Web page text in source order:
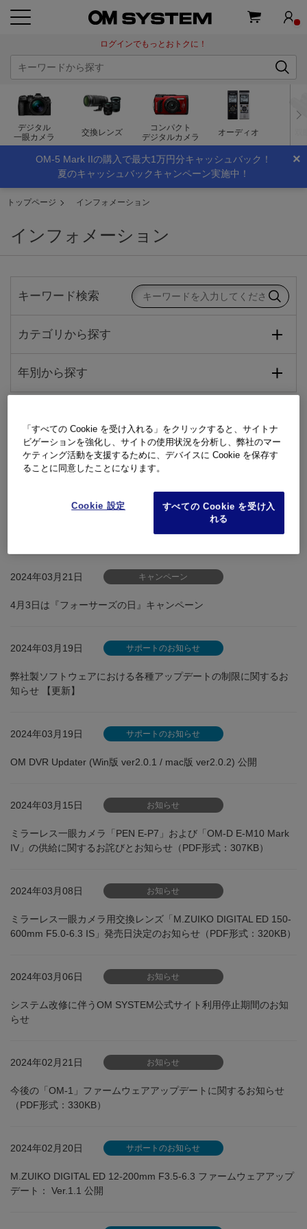
ログインでもっとおトクに！
デジタル
一眼カメラ
交換レンズ
コンパクト
デジタルカメラ
オーディオ
×
OM-5 Mark IIの購入で最大1万円分キャッシュバック！
夏のキャッシュバックキャンペーン実施中！
インフォメーション
キーワード検索
カテゴリから探す
年別から探す
トップページ インフォメーション
2024年03月27日 OM SYSTEM STORE
OM SYSTEM STORE 棚卸に伴う出荷業務停止のご案内
2024年03月21日 お知らせ
4月3日は『フォーサーズの日』キャンペーン実施のお知らせ
2024年03月21日 キャンペーン
4月3日は『フォーサーズの日』キャンペーン
2024年03月19日 サポートのお知らせ
弊社製ソフトウェアにおける各種アップデートの制限に関するお
知らせ 【更新】
2024年03月19日 サポートのお知らせ
OM DVR Updater (Win版 ver2.0.1 / mac版 ver2.0.2) 公開
2024年03月15日 お知らせ
ミラーレス一眼カメラ「PEN E-P7」および「OM-D E-M10 Mark
IV」の供給に関するお詫びとお知らせ（PDF形式：307KB）
2024年03月08日 お知らせ
ミラーレス一眼カメラ用交換レンズ「M.ZUIKO DIGITAL ED 150-
600mm F5.0-6.3 IS」発売日決定のお知らせ（PDF形式：320KB）
2024年03月06日 お知らせ
システム改修に伴うOM SYSTEM公式サイト利用停止期間のお知
らせ
2024年02月21日 お知らせ
今後の「OM-1」ファームウェアアップデートに関するお知らせ
（PDF形式：330KB）
2024年02月20日 サポートのお知らせ
M.ZUIKO DIGITAL ED 12-200mm F3.5-6.3 ファームウェアアップ
デート： Ver.1.1 公開
「すべての Cookie を受け入れる」をクリックすると、サイトナ
ビゲーションを強化し、サイトの使用状況を分析し、弊社のマー
ケティング活動を支援するために、デバイスに Cookie を保存す
ることに同意したことになります。
Cookie 設定
すべての Cookie を受け入
れる